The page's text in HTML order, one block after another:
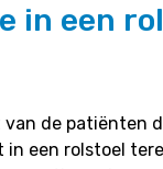
in een
de patiënten
in een rolstoel